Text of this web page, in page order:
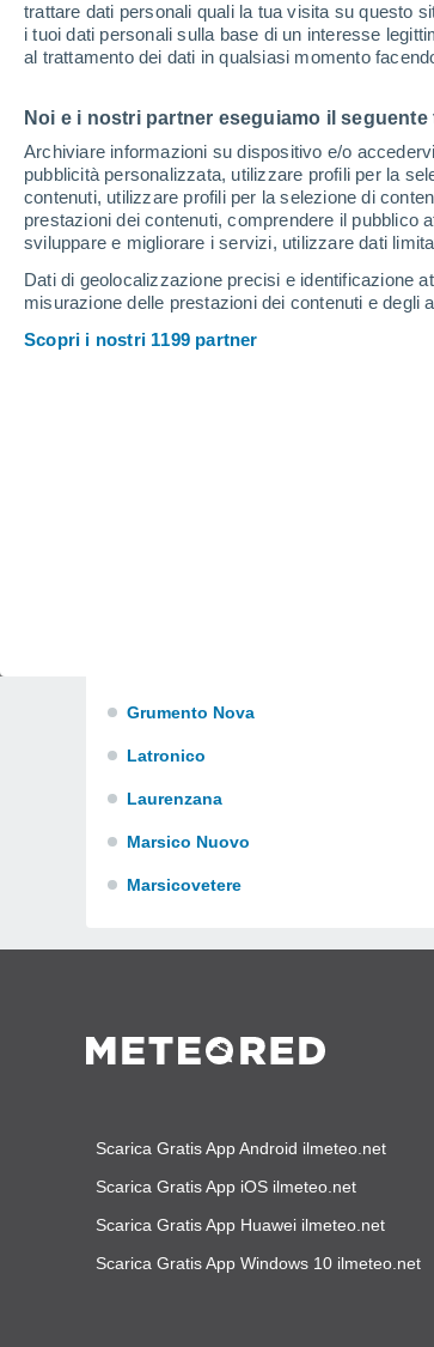
trattare dati personali quali la tua visita su questo
i tuoi dati personali sulla base di un interesse
al trattamento dei dati in qualsiasi momento
Noi e i nostri partner eseguiamo il
Archiviare informazioni su dispositivo e/o
pubblicità personalizzata, utilizzare profili per la
contenuti, utilizzare profili per la selezione di
prestazioni dei contenuti, comprendere il pubblico
sviluppare e migliorare i servizi, utilizzare dati
Dati di geolocalizzazione precisi e identificazione
misurazione delle prestazioni dei contenuti e
Scopri i nostri 1199 partner
Balvano
Banzi
Baragiano
Barile
Bella
Calvello
Campomaggiore
Grumento Nova
Latronico
Laurenzana
Marsico Nuovo
Marsicovetere
Scarica Gratis App Android ilmeteo.net
Scarica Gratis App iOS ilmeteo.net
Scarica Gratis App Huawei ilmeteo.net
Scarica Gratis App Windows 10 ilmeteo.net